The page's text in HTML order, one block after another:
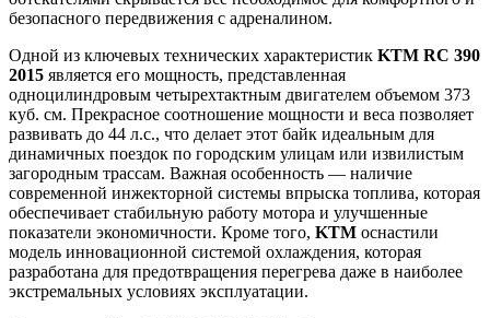
безопасного передвижения с адреналином.
Одной из ключевых технических характеристик KTM RC 390
2015 является его мощность, представленная
одноцилиндровым четырехтактным двигателем объемом 373
куб. см. Прекрасное соотношение мощности и веса позволяет
развивать до 44 л.с., что делает этот байк идеальным для
динамичных поездок по городским улицам или извилистым
загородным трассам. Важная особенность — наличие
современной инжекторной системы впрыска топлива, которая
обеспечивает стабильную работу мотора и улучшенные
показатели экономичности. Кроме того, KTM оснастили
модель инновационной системой охлаждения, которая
разработана для предотвращения перегрева даже в наиболее
экстремальных условиях эксплуатации.